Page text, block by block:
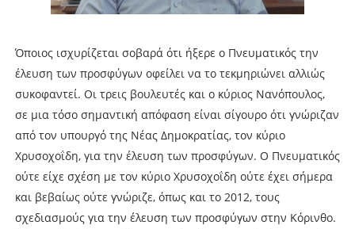
Όποιος ισχυρίζεται σοβαρά ότι ήξερε ο Πνευματικός την
έλευση των προσφύγων οφείλει να το τεκμηριώνει αλλιώς
συκοφαντεί. Οι τρεις βουλευτές και ο κύριος Νανόπουλος,
σε μια τόσο σημαντική απόφαση είναι σίγουρο ότι γνώριζαν
από τον υπουργό της Νέας Δημοκρατίας, τον κύριο
Χρυσοχοΐδη, για την έλευση των προσφύγων. Ο Πνευματικός
ούτε είχε σχέση με τον κύριο Χρυσοχοΐδη ούτε έχει σήμερα
και βεβαίως ούτε γνώριζε, όπως και το 2012, τους
σχεδιασμούς για την έλευση των προσφύγων στην Κόρινθο.